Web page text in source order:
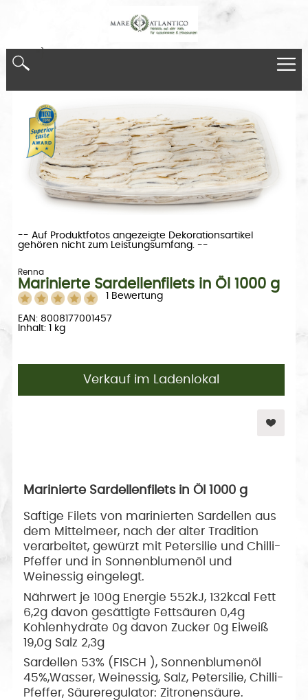
-- Auf Produktfotos angezeigte Dekorationsartikel
gehören nicht zum Leistungsumfang. --
Renna
Marinierte Sardellenfilets in Öl 1000 g
1 Bewertung
EAN: 8008177001457
Inhalt: 1 kg
Verkauf im Ladenlokal
Marinierte Sardellenfilets in Öl 1000 g
Saftige Filets von marinierten Sardellen aus
dem Mittelmeer, nach der alter Tradition
verarbeitet, gewürzt mit Petersilie und Chilli-
Pfeffer und in Sonnenblumenöl und
Weinessig eingelegt.
Nährwert je 100g Energie 552kJ, 132kcal Fett
6,2g davon gesättigte Fettsäuren 0,4g
Kohlenhydrate 0g davon Zucker 0g Eiweiß
19,0g Salz 2,3g
Sardellen 53% (FISCH ), Sonnenblumenöl
45%,Wasser, Weinessig, Salz, Petersilie, Chilli-
Pfeffer, Säureregulator: Zitronensäure.